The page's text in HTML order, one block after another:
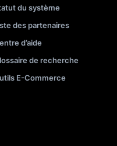
du système
des partenaires
d’aide
de recherche
E-Commerce